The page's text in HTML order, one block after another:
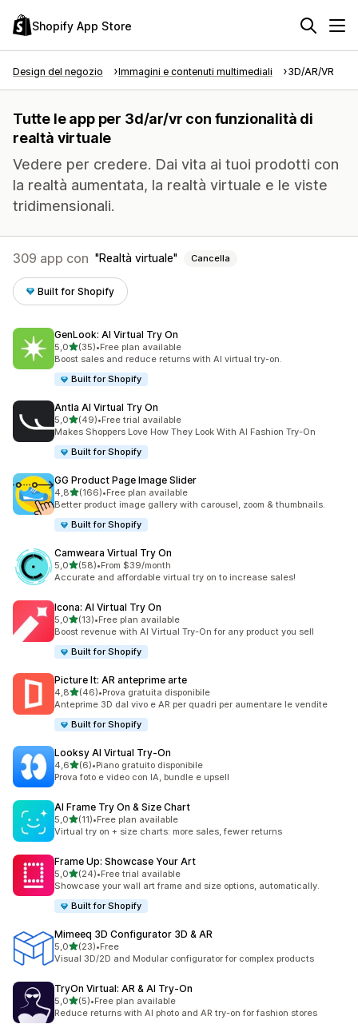
Shopify App Store
Design del negozio Immagini e contenuti multimediali 3D/AR/VR
Tutte le app per 3d/ar/vr con funzionalità di
realtà virtuale
Vedere per credere. Dai vita ai tuoi prodotti con
la realtà aumentata, la realtà virtuale e le viste
tridimensionali.
309 app con Realtà virtuale Cancella
Built for Shopify
GenLook: AI Virtual Try On
5,0stelle su 5
(35)
35 recensioni totali
•Free plan available
Boost sales and reduce returns with AI virtual try-on.
Built for Shopify
Antla AI Virtual Try On
5,0stelle su 5
(49)
49 recensioni totali
•Free trial available
Makes Shoppers Love How They Look With AI Fashion Try-On
Built for Shopify
GG Product Page Image Slider
4,8stelle su 5
(166)
166 recensioni totali
•Free plan available
Better product image gallery with carousel, zoom & thumbnails.
Built for Shopify
Camweara Virtual Try On
5,0stelle su 5
(58)
58 recensioni totali
•From $39/month
Accurate and affordable virtual try on to increase sales!
Icona: AI Virtual Try On
5,0stelle su 5
(13)
13 recensioni totali
•Free plan available
Boost revenue with AI Virtual Try-On for any product you sell
Built for Shopify
Picture It: AR anteprime arte
4,8stelle su 5
(46)
46 recensioni totali
•Prova gratuita disponibile
Anteprime 3D dal vivo e AR per quadri per aumentare le vendite
Built for Shopify
Looksy AI Virtual Try‑On
4,6stelle su 5
(6)
6 recensioni totali
•Piano gratuito disponibile
Prova foto e video con IA, bundle e upsell
AI Frame Try On & Size Chart
5,0stelle su 5
(11)
11 recensioni totali
•Free plan available
Virtual try on + size charts: more sales, fewer returns
Frame Up: Showcase Your Art
5,0stelle su 5
(24)
24 recensioni totali
•Free trial available
Showcase your wall art frame and size options, automatically.
Built for Shopify
Mimeeq 3D Configurator 3D & AR
5,0stelle su 5
(23)
23 recensioni totali
•Free
Visual 3D/2D and Modular configurator for complex products
TryOn Virtual: AR & AI Try‑On
5,0stelle su 5
(5)
5 recensioni totali
•Free plan available
Reduce returns with AI photo and AR try-on for fashion stores